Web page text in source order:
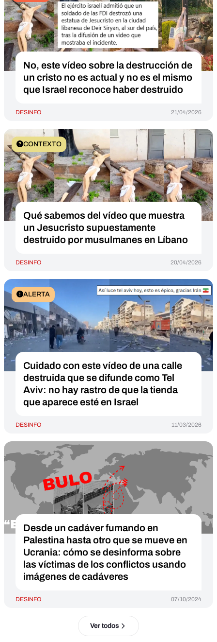
No, este vídeo sobre la destrucción de
un cristo no es actual y no es el mismo
que Israel reconoce haber destruido
DESINFO 21/04/2026
CONTEXTO
Qué sabemos del vídeo que muestra
un Jesucristo supuestamente
destruido por musulmanes en Líbano
DESINFO 20/04/2026
ALERTA
Cuidado con este vídeo de una calle
destruida que se difunde como Tel
Aviv: no hay rastro de que la tienda
que aparece esté en Israel
DESINFO 11/03/2026
Desde un cadáver fumando en
Palestina hasta otro que se mueve en
Ucrania: cómo se desinforma sobre
las víctimas de los conflictos usando
imágenes de cadáveres
DESINFO 07/10/2024
Ver todos